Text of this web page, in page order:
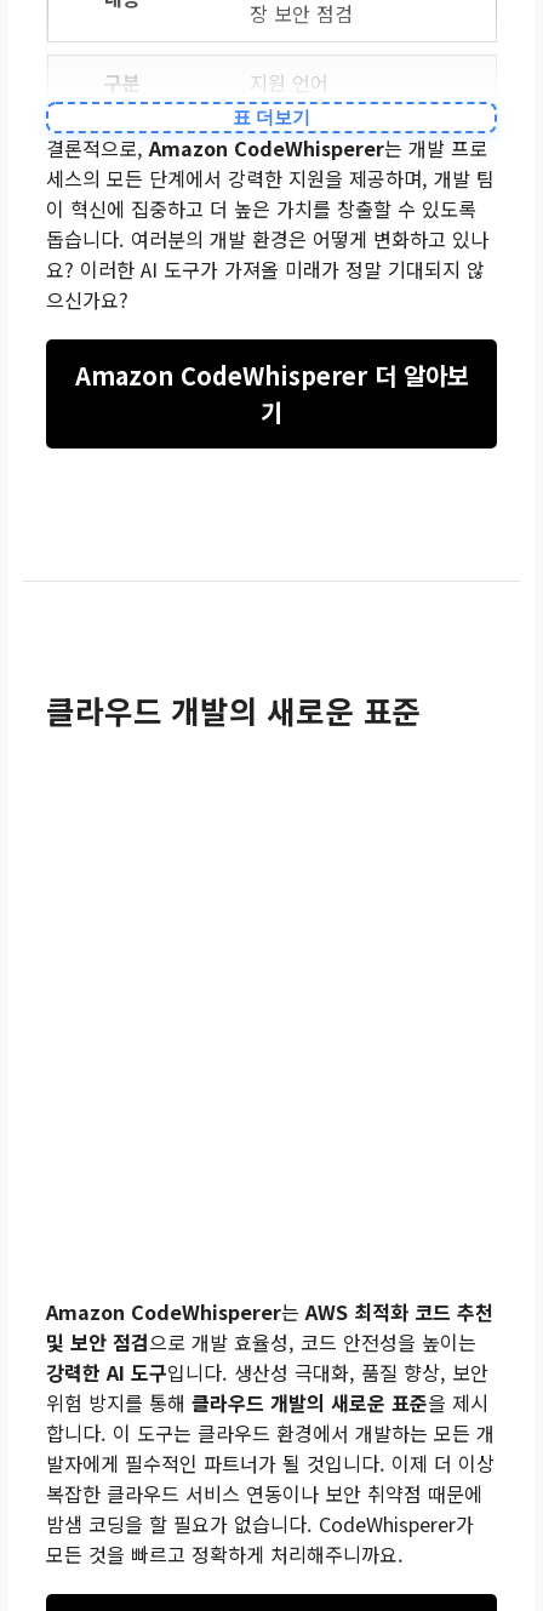
장 보안 점검
지원 언어
Java, Python, JavaScrip
t 등 다양한 언어 지원
지원 IDE
기대 효과
생산성 향상, 코드 품질 개
표 더보기
결론적으로,Amazon CodeWhisperer는 개발 프로
세스의 모든 단계에서 강력한 지원을 제공하며, 개발 팀
이 혁신에 집중하고 더 높은 가치를 창출할 수 있도록
돕습니다. 여러분의 개발 환경은 어떻게 변화하고 있나
요? 이러한 AI 도구가 가져올 미래가 정말 기대되지 않
으신가요?
Amazon CodeWhisperer 더 알아보
기
클라우드 개발의 새로운 표준
Amazon CodeWhisperer는AWS 최적화 코드 추천
및 보안 점검으로 개발 효율성, 코드 안전성을 높이는
강력한 AI 도구입니다. 생산성 극대화, 품질 향상, 보안
위험 방지를 통해클라우드 개발의 새로운 표준을 제시
합니다. 이 도구는 클라우드 환경에서 개발하는 모든 개
발자에게 필수적인 파트너가 될 것입니다. 이제 더 이상
복잡한 클라우드 서비스 연동이나 보안 취약점 때문에
밤샘 코딩을 할 필요가 없습니다. CodeWhisperer가
모든 것을 빠르고 정확하게 처리해주니까요.